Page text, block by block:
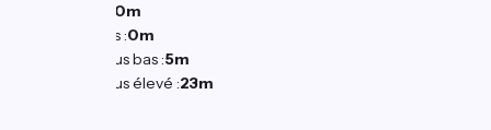
0m
Descentes :0m
Point le plus bas :5m
Point le plus élevé :23m